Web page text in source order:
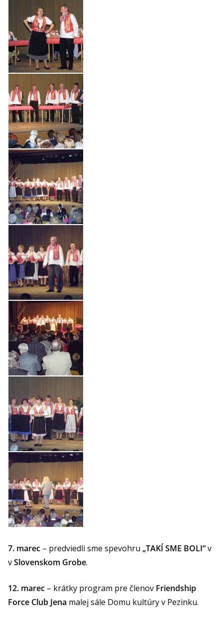
7. marec – predviedli sme spevohru „TAKÍ SME BOLI“v
vSlovenskom Grobe.
12. marec – krátky program pre členov Friendship
Force Club Jena malej sále Domu kultúry v Pezinku.